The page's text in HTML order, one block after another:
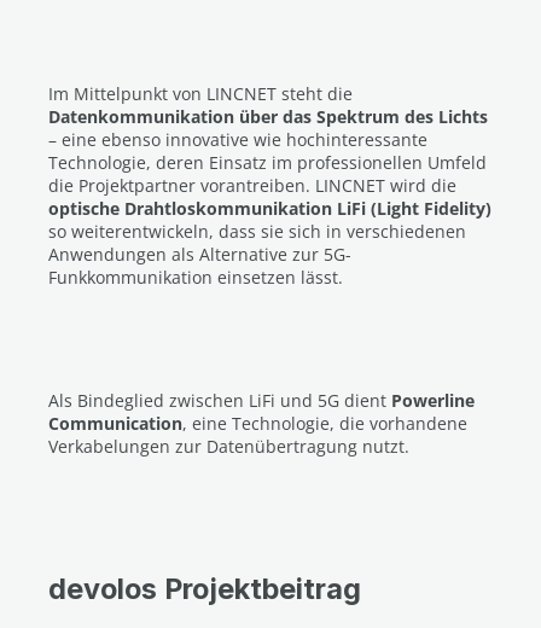
Im Mittelpunkt von LINCNET steht die
Datenkommunikation über das Spektrum des Lichts
– eine ebenso innovative wie hochinteressante
Technologie, deren Einsatz im professionellen Umfeld
die Projektpartner vorantreiben. LINCNET wird die
optische Drahtloskommunikation LiFi (Light Fidelity)
so weiterentwickeln, dass sie sich in verschiedenen
Anwendungen als Alternative zur 5G-
Funkkommunikation einsetzen lässt.
Als Bindeglied zwischen LiFi und 5G dient Powerline
Communication, eine Technologie, die vorhandene
Verkabelungen zur Datenübertragung nutzt.
devolos Projektbeitrag